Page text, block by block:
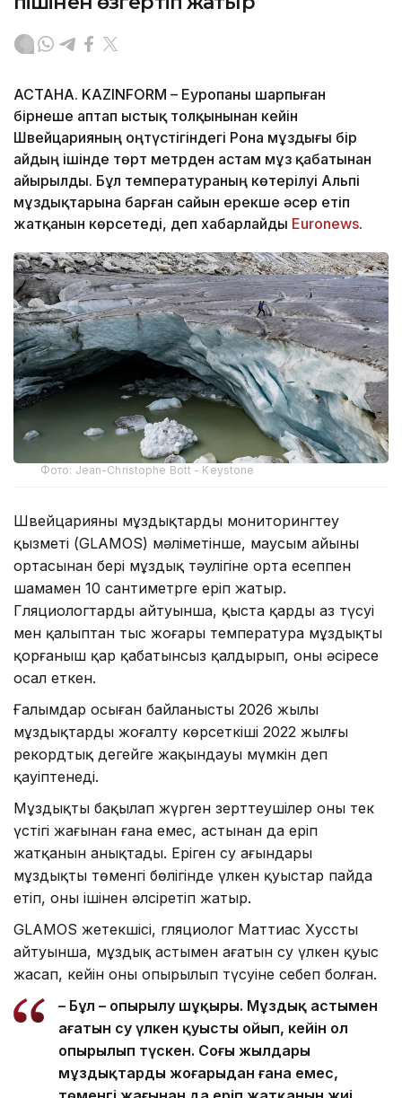
АСТАНА. KAZINFORM – Еуропаны шарпыған
бірнеше аптап ыстық толқынынан кейін
Швейцарияның оңтүстігіндегі Рона мұздығы бір
айдың ішінде төрт метрден астам мұз қабатынан
айырылды. Бұл температураның көтерілуі Альпі
мұздықтарына барған сайын ерекше әсер етіп
жатқанын көрсетеді, деп хабарлайды Еuronews.
Фото: Jean-Christophe Bott - Keystone
Швейцарияның мұздықтарды мониторингтеу
қызметі (GLAMOS) мәліметінше, маусым айының
ортасынан бері мұздық тәулігіне орта есеппен
шамамен 10 сантиметрге еріп жатыр.
Гляциологтардың айтуынша, қыста қардың аз түсуі
мен қалыптан тыс жоғары температура мұздықты
қорғаныш қар қабатынсыз қалдырып, оны әсіресе
осал еткен.
Ғалымдар осыған байланысты 2026 жылы
мұздықтардың жоғалту көрсеткіші 2022 жылғы
рекордтық деңгейге жақындауы мүмкін деп
қауіптенеді.
Мұздықты бақылап жүрген зерттеушілер оның тек
үстіңгі жағынан ғана емес, астынан да еріп
жатқанын анықтады. Еріген су ағындары
мұздықтың төменгі бөлігінде үлкен қуыстар пайда
етіп, оны ішінен әлсіретіп жатыр.
GLAMOS жетекшісі, гляциолог Маттиас Хусстың
айтуынша, мұздық астымен ағатын су үлкен қуыс
жасап, кейін оның опырылып түсуіне себеп болған.
– Бұл – опырылу шұңқыры. Мұздық астымен
ағатын су үлкен қуысты ойып, кейін ол
опырылып түскен. Соңғы жылдары
мұздықтардың жоғарыдан ғана емес,